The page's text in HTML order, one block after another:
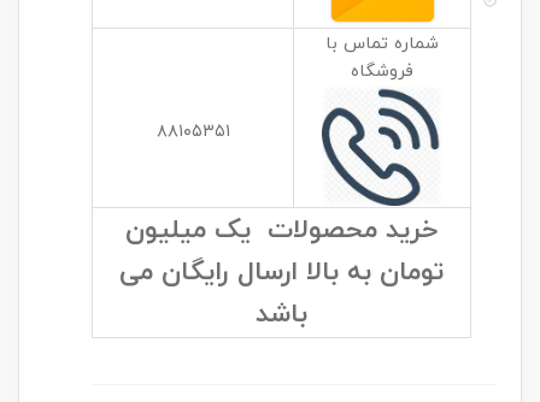
شماره تماس با
فروشگاه
۸۸۱۰۵۳۵۱
خرید محصولات یک میلیون
تومان به بالا ارسال رایگان می
باشد